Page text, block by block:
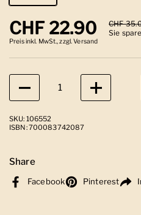
Regulärer Preis
CHF 22.90 Sale-
CHF
Sie
Preis inkl. MwSt., zzgl. Versand
Anzahl
SKU: 106552
ISBN: 700083742087
Share
Facebook Pinterest